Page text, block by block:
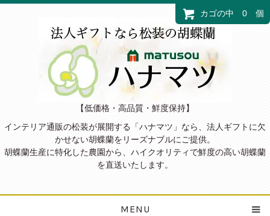
カゴの中 0 個
【低価格・高品質・鮮度保持】
インテリア通販の松装が展開する「ハナマツ」なら、法人ギフトに欠
かせない胡蝶蘭をリーズナブルにご提供。
胡蝶蘭生産に特化した農園から、ハイクオリティで鮮度の高い胡蝶蘭
を直送いたします。
MENU